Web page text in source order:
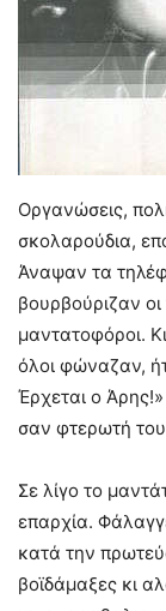
Οργανώσεις,
σκολαρούδια,
Άναψαν τα
βουρβούριζαν
μαντατοφόροι.
όλοι φώναζαν,
Έρχεται ο
σαν φτερωτή
Σε λίγο το
επαρχία.
κατά την
βοϊδάμαξες κι